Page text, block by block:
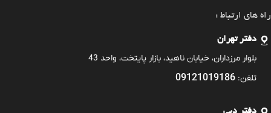
راه های ارتباط :
دفتر تهران
بلوار مرزداران، خیابان ناهید، بازار پایتخت، واحد 43
تلفن: 09121019186